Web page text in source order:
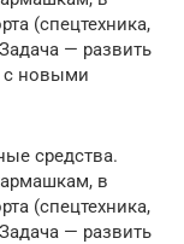
(спецтехника,
— развить
с новыми
средства.
в
(спецтехника,
— развить